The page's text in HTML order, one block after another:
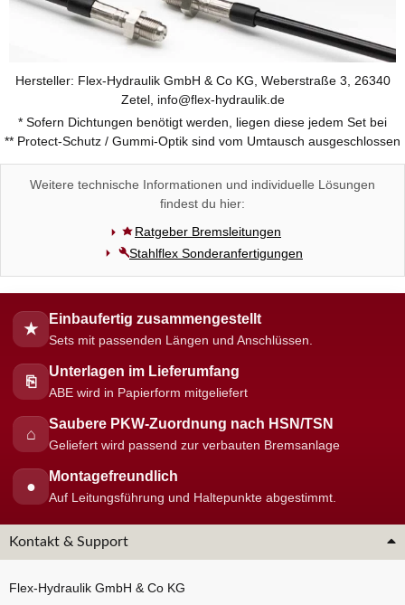
Hersteller: Flex-Hydraulik GmbH & Co KG, Weberstraße 3, 26340
Zetel, info@flex-hydraulik.de
* Sofern Dichtungen benötigt werden, liegen diese jedem Set bei
** Protect-Schutz / Gummi-Optik sind vom Umtausch ausgeschlossen
Weitere technische Informationen und individuelle Lösungen
findest du hier:
Ratgeber Bremsleitungen
Stahlflex Sonderanfertigungen
★
Einbaufertig zusammengestellt
Sets mit passenden Längen und Anschlüssen.
⎘
Unterlagen im Lieferumfang
ABE wird in Papierform mitgeliefert
⌂
Saubere PKW-Zuordnung nach HSN/TSN
Geliefert wird passend zur verbauten Bremsanlage
●
Montagefreundlich
Auf Leitungsführung und Haltepunkte abgestimmt.
Kontakt & Support
Flex-Hydraulik GmbH & Co KG